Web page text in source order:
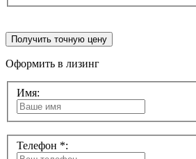
Получить точную цену
Оформить в лизинг
Имя:
Телефон *: